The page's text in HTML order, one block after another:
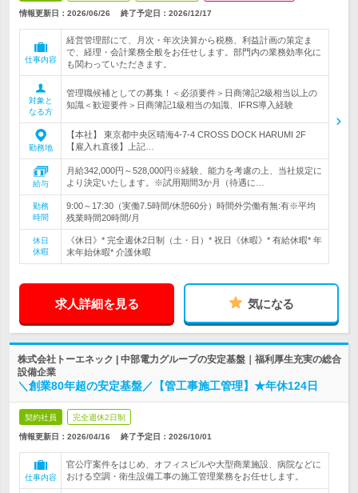
情報更新日：2026/06/26 終了予定日： 2026/12/17
仕事内容
経営管理部にて、月次・年次決算から税務、利益計画の策定ま
で、経理・会計業務全般をお任せします。部門内の業務効率化に
も関わっていただきます。
対象と
なる方
管理職候補としての募集！＜必須要件＞日商簿記2級相当以上の
知識＜歓迎要件＞日商簿記1級相当の知識、IFRS導入経験
勤務地
【本社】 東京都中央区晴海4-7-4 CROSS DOCK HARUMI 2F
【雇入れ直後】上記…
給与
月給342,000円～528,000円※経験、能力を考慮の上、当社規定に
より決定いたします。※試用期間3か月（待遇に…
勤務
時間
9:00～17:30（実働7.5時間/休憩60分）時間外労働有無:有※平均
残業時間20時間/月
休日
休暇
《休日》* 完全週休2日制（土・日）* 祝日《休暇》* 有給休暇* 年
末年始休暇* 介護休暇
求人詳細を見る 気になる
株式会社トーエネック | 中部電力グループの安定基盤｜福利厚生充実の総合
設備企業
＼創業80年超の安定基盤／【管工事施工管理】★年休124日
契約社員 完全週休2日制
情報更新日：2026/04/16 終了予定日： 2026/10/01
仕事内容
官公庁案件をはじめ、オフィスビルや大型商業施設、病院などに
おける空調・衛生設備工事の施工管理業務をお任せします。